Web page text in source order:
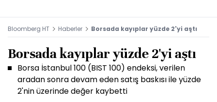
Bloomberg HT Haberler Borsada kayıplar yüzde 2'yi aştı
Borsada kayıplar yüzde 2'yi aştı
Borsa İstanbul 100 (BIST 100) endeksi, verilen
aradan sonra devam eden satış baskısı ile yüzde
2'nin üzerinde değer kaybetti